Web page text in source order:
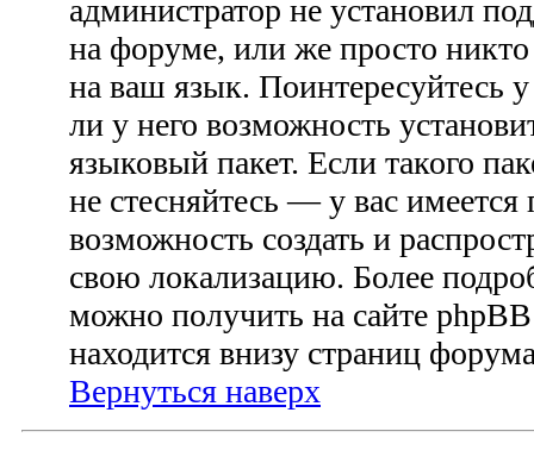
администратор не установил
на форуме, или же просто
на ваш язык. Поинтересуйтесь
ли у него возможность
языковый пакет. Если такого
не стесняйтесь — у вас имеется
возможность создать и
свою локализацию. Более
можно получить на сайте
находится внизу страниц
Вернуться наверх